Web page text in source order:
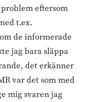
eftersom
t.ex.
de informerade
jag bara släppa
det erkänner
var det som med
mig svaren jag